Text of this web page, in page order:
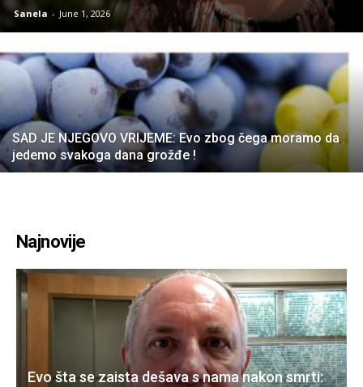
Sanela - June 1, 2026
SAD JE NJEGOVO VRIJEME: Evo zbog čega moramo da
jedemo svakoga dana grožđe !
Najnovije
Evo šta se zaista dešava s nama nakon smrti: